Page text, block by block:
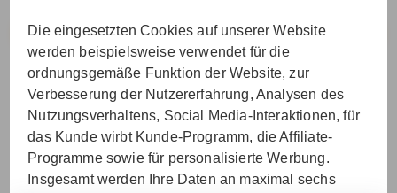
Die eingesetzten Cookies auf unserer Website
werden beispielsweise verwendet für die
ordnungsgemäße Funktion der Website, zur
Verbesserung der Nutzererfahrung, Analysen des
Nutzungsverhaltens, Social Media-Interaktionen, für
das Kunde wirbt Kunde-Programm, die Affiliate-
Programme sowie für personalisierte Werbung.
Insgesamt werden Ihre Daten an maximal sechs
VER­STAN­DEN & WEI­TER